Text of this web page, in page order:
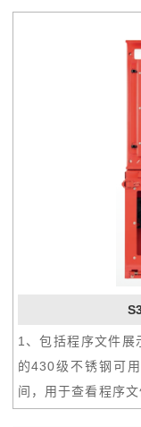
被移除之前无法访
抓握，符合人体工
定'消息与所有员工
1、包括程序文件
的430级不锈钢可
间，用于查看程序